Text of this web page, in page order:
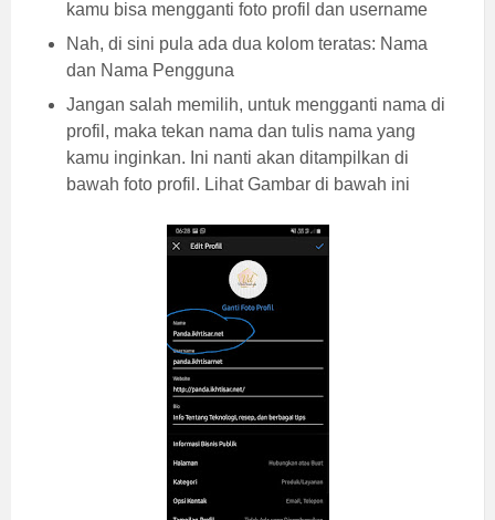
kamu bisa mengganti foto profil dan username
Nah, di sini pula ada dua kolom teratas: Nama
dan Nama Pengguna
Jangan salah memilih, untuk mengganti nama di
profil, maka tekan nama dan tulis nama yang
kamu inginkan. Ini nanti akan ditampilkan di
bawah foto profil. Lihat Gambar di bawah ini